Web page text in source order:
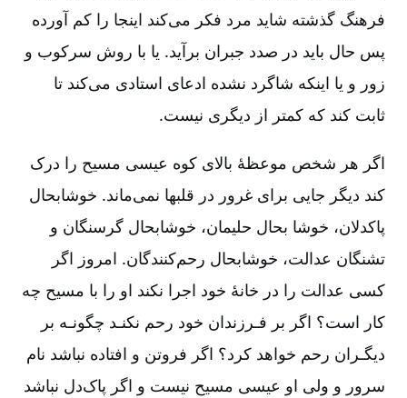
فرهنگ گذشته شاید مرد فکر می‌کند اینجا را کم آورده
پس حال باید در صدد جبران برآید. یا با روش سرکوب و
زور و یا اینکه شاگرد نشده ادعای استادی می‌کند تا
ثابت کند که کمتر از دیگری نیست‌.
اگر هر شخص موعظۀ بالای کوه عیسی مسیح را درک
کند دیگر جایی برای غرور در قلبها نمی‌ماند. خوشابحال
پاکدلان‌، خوشا بحال حلیمان‌، خوشابحال گرسنگان و
تشنگان عدالت‌، خوشابحال رحم‌کنندگان‌. امروز اگر
کسی عدالت را در خانۀ خود اجرا نکند او را با مسیح چه
کار است‌؟ اگر بر فـرزندان خود رحم نکنـد چگونـه بر
دیگـران رحم خواهد کرد؟ اگر فروتن و افتاده نباشد نام
سرور و ولی او عیسی مسیح نیست و اگر پاک‌دل نباشد